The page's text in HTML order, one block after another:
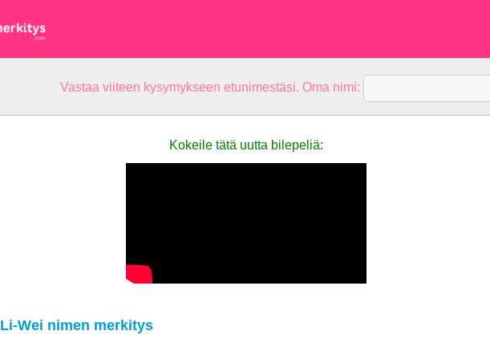
Vastaa viiteen kysymykseen etunimestäsi. Oma nimi:
Kokeile tätä uutta bilepeliä:
Li-Wei nimen merkitys